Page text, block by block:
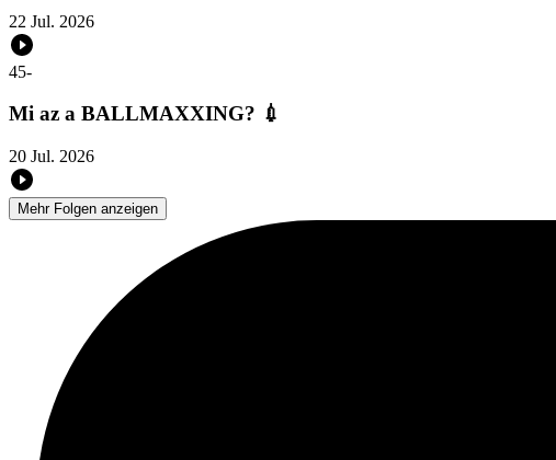
22 Jul. 2026
45-
Mi az a BALLMAXXING? 💉
20 Jul. 2026
Mehr Folgen anzeigen